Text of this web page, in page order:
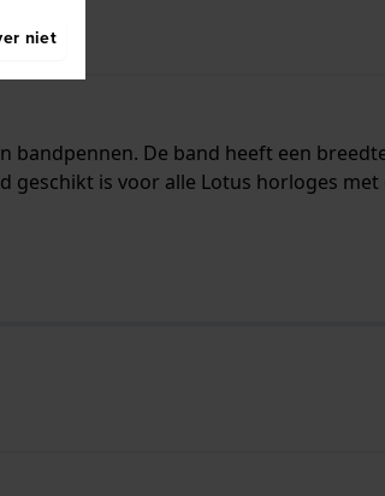
De band heeft een
is voor alle Lotus horloges met
niet